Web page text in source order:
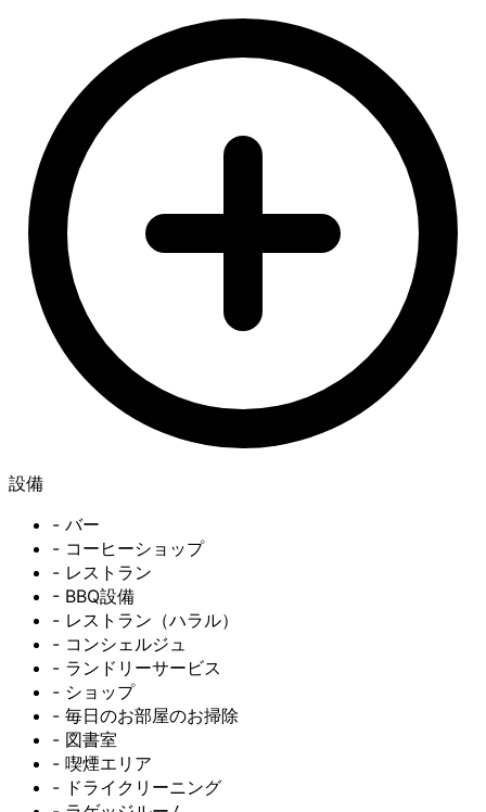
設備
- バー
- コーヒーショップ
- レストラン
- BBQ設備
- レストラン（ハラル）
- コンシェルジュ
- ランドリーサービス
- ショップ
- 毎日のお部屋のお掃除
- 図書室
- 喫煙エリア
- ドライクリーニング